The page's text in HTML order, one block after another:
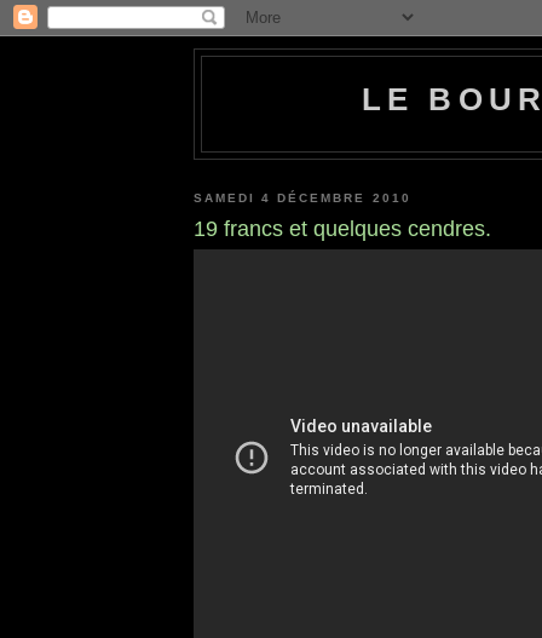
LE
SAMEDI 4 DÉCEMBRE 2010
19 francs et quelques cendres.